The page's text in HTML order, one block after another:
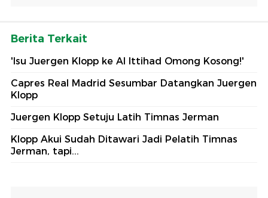
Berita Terkait
'Isu Juergen Klopp ke Al Ittihad Omong Kosong!'
Capres Real Madrid Sesumbar Datangkan Juergen
Klopp
Juergen Klopp Setuju Latih Timnas Jerman
Klopp Akui Sudah Ditawari Jadi Pelatih Timnas
Jerman, tapi...